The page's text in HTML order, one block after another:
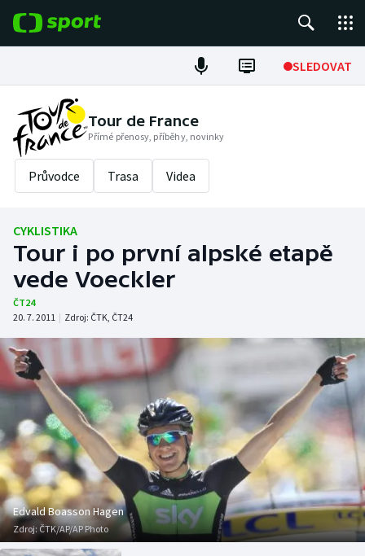
SLEDOVAT
Fotbal
Hokej
Tenis
Cyklistika
DALŠÍ SPORTY
Americký fotbal
Baseball a softbal
Basketbal
Biatlon
Boby a skeleton
Box
NEPŘEHLÉDNĚTE
Soutěže
Historické návraty
Aplikace ČT sport
AZ kvíz
Tour de France
Přímé přenosy, příběhy, novinky
Průvodce Trasa Videa
CYKLISTIKA
Tour i po první alpské etapě
vede Voeckler
ČT24
20. 7. 2011 | Zdroj: ČTK, ČT24
Edvald Boasson Hagen
Zdroj: ČTK/AP/AP Photo